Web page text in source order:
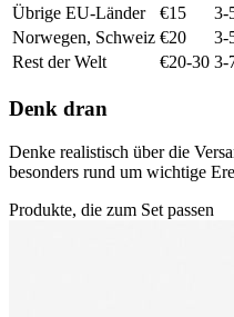
Übrige EU-Länder
€15
3-
Norwegen, Schweiz €20
3-
Rest der Welt
€20-30 3-
Denk dran
Denke realistisch über die
besonders rund um wichtige
Produkte, die zum Set passen